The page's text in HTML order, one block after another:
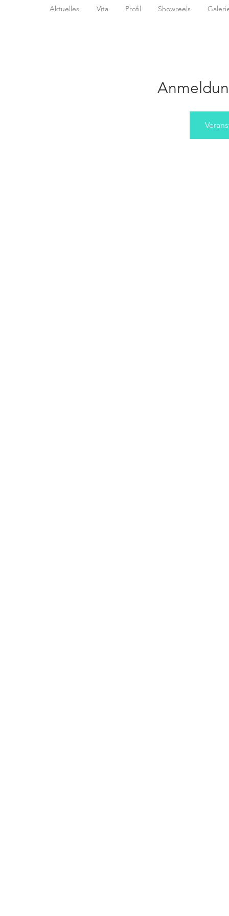
Aktuelles Vita Profil Showreels